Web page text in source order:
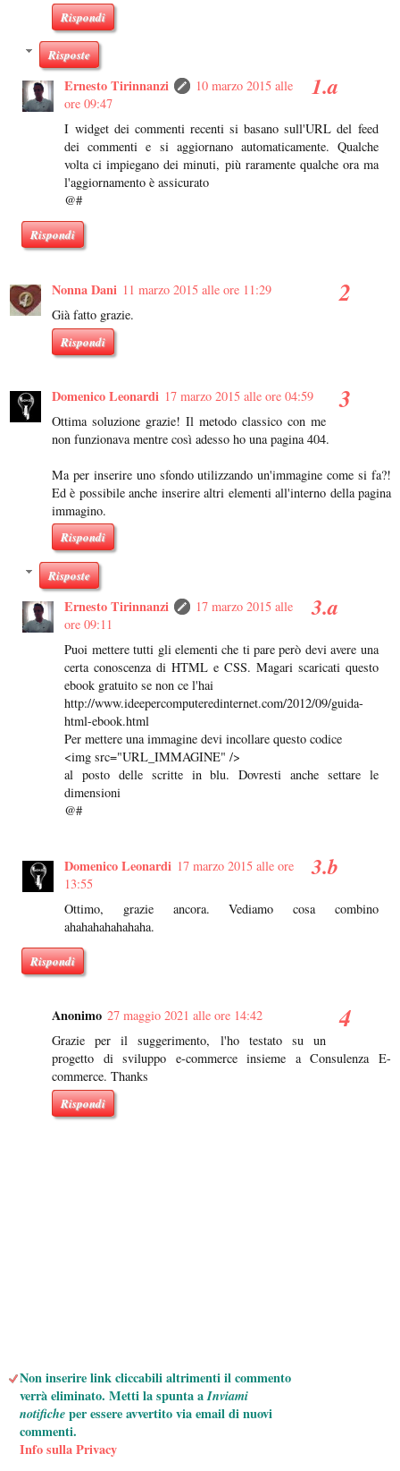
Rispondi
Risposte
Ernesto Tirinnanzi
10 marzo 2015 alle
ore 09:47
I widget dei commenti recenti si basano sull'URL del feed
dei commenti e si aggiornano automaticamente. Qualche
volta ci impiegano dei minuti, più raramente qualche ora ma
l'aggiornamento è assicurato
@#
Rispondi
Nonna Dani 11 marzo 2015 alle ore 11:29
Già fatto grazie.
Rispondi
Domenico Leonardi 17 marzo 2015 alle ore 04:59
Ottima soluzione grazie! Il metodo classico con me
non funzionava mentre così adesso ho una pagina 404.
Ma per inserire uno sfondo utilizzando un'immagine come si fa?!
Ed è possibile anche inserire altri elementi all'interno della pagina
immagino.
Rispondi
Risposte
Ernesto Tirinnanzi
17 marzo 2015 alle
ore 09:11
Puoi mettere tutti gli elementi che ti pare però devi avere una
certa conoscenza di HTML e CSS. Magari scaricati questo
ebook gratuito se non ce l'hai
http://www.ideepercomputeredinternet.com/2012/09/guida-
html-ebook.html
Per mettere una immagine devi incollare questo codice
<img src="URL_IMMAGINE" />
al posto delle scritte in blu. Dovresti anche settare le
dimensioni
@#
Domenico Leonardi 17 marzo 2015 alle ore
13:55
Ottimo, grazie ancora. Vediamo cosa combino
ahahahahahahaha.
Rispondi
Anonimo 27 maggio 2021 alle ore 14:42
Grazie per il suggerimento, l'ho testato su un
progetto di sviluppo e-commerce insieme a Consulenza E-
commerce. Thanks
Rispondi
Non inserire link cliccabili altrimenti il commento
verrà eliminato. Metti la spunta aInviami
notificheper essere avvertito via email di nuovi
commenti.
Info sulla Privacy